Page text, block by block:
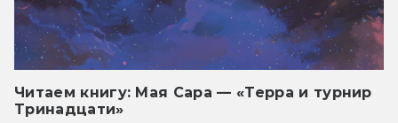
Читаем книгу: Мая Сара — «Терра и турнир
Тринадцати»